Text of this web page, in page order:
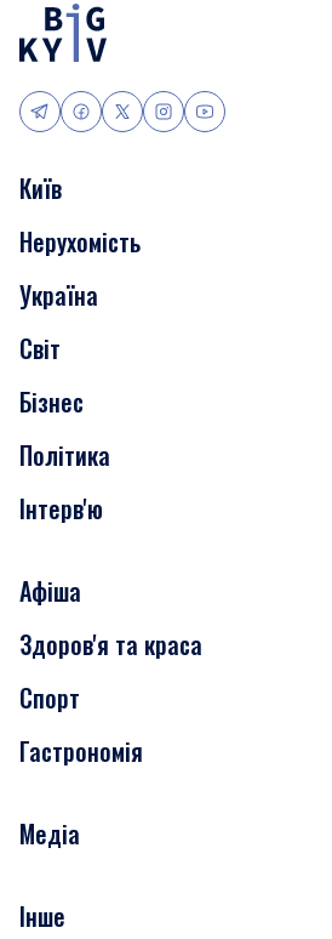
Київ
Події
Скандали
Нерухомість
Транспорт
Нерухомість
Україна
Світ
Бізнес
Політика
Інтерв'ю
Афіша
Сьогодні
Завтра
Субота
Здоров'я та краса
Медицина
Краса
Спорт
Гастрономія
Рецепти
Медіа
Фото
Інше